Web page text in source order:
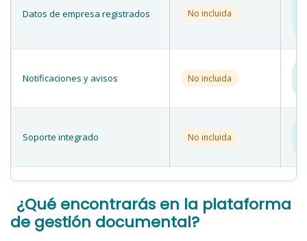
Datos de empresa registrados No incluida
Notificaciones y avisos No incluida
Soporte integrado No incluida
¿Qué encontrarás en la plataforma
de gestión documental?